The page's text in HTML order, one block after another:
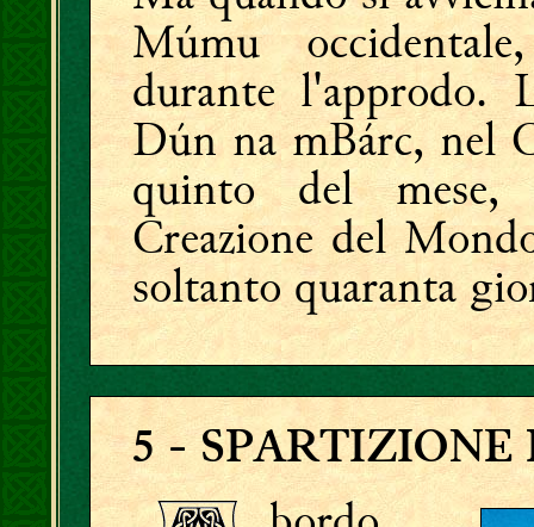
Múmu
durante l'approdo.
Dún na mBárc, nel
quinto del
Creazione del
soltanto quaranta
5- SPARTIZIONE